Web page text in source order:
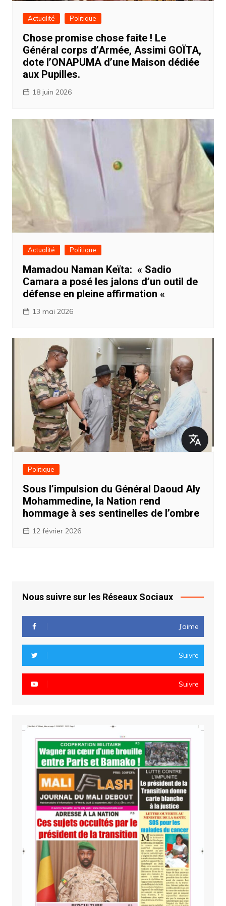
Actualité Politique
Chose promise chose faite ! Le
Général corps d’Armée, Assimi GOÏTA,
dote l’ONAPUMA d’une Maison dédiée
aux Pupilles.
18 juin 2026
Actualité Politique
Mamadou Naman Keïta: « Sadio
Camara a posé les jalons d’un outil de
défense en pleine affirmation «
13 mai 2026
Politique
Sous l’impulsion du Général Daoud Aly
Mohammedine, la Nation rend
hommage à ses sentinelles de l’ombre
12 février 2026
Nous suivre sur les Réseaux Sociaux
J’aime
Suivre
Suivre